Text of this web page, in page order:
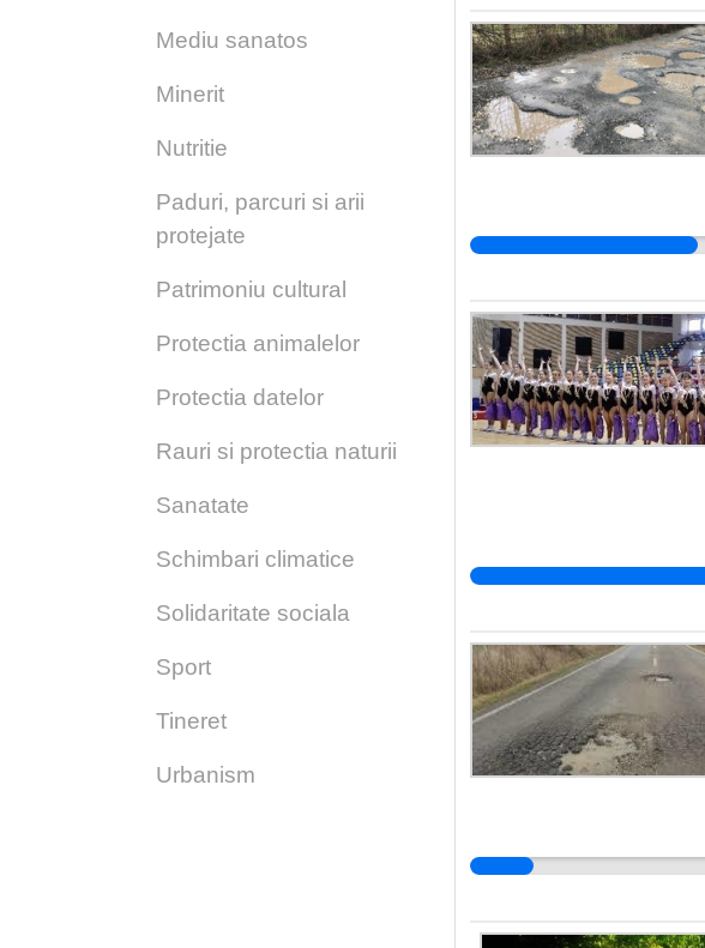
Mediu sanatos
Minerit
Nutritie
Paduri, parcuri si arii
protejate
Patrimoniu cultural
Protectia animalelor
Protectia datelor
Rauri si protectia naturii
Sanatate
Schimbari climatice
Solidaritate sociala
Sport
Tineret
Urbanism